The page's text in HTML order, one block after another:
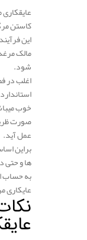
کاستن
این
مالک
شود.
اغلب در
خوب
صورت
عمل آید.
براین
ها و حتی
به حساب
عایکاری